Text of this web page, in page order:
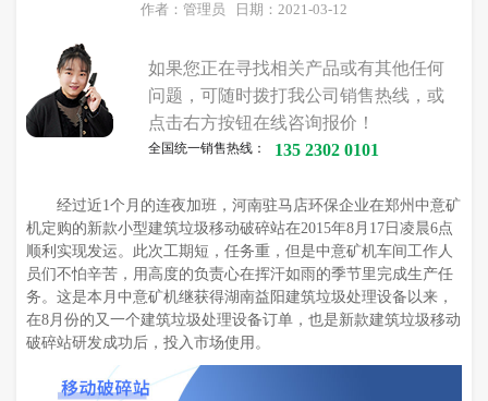
作者：管理员 日期：2021-03-12
如果您正在寻找相关产品或有其他任何
问题，可随时拨打我公司销售热线，或
点击右方按钮在线咨询报价！
全国统一销售热线： 135 2302 0101
经过近1个月的连夜加班，河南驻马店环保企业在郑州中意矿
机定购的新款小型建筑垃圾移动破碎站在2015年8月17日凌晨6点
顺利实现发运。此次工期短，任务重，但是中意矿机车间工作人
员们不怕辛苦，用高度的负责心在挥汗如雨的季节里完成生产任
务。这是本月中意矿机继获得湖南益阳建筑垃圾处理设备以来，
在8月份的又一个建筑垃圾处理设备订单，也是新款建筑垃圾移动
破碎站研发成功后，投入市场使用。